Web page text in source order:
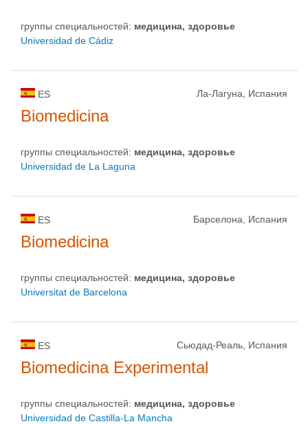
группы специальностей: медицина, здоровье
Universidad de Cádiz
ES Ла-Лагуна, Испания
Biomedicina
группы специальностей: медицина, здоровье
Universidad de La Laguna
ES Барселона, Испания
Biomedicina
группы специальностей: медицина, здоровье
Universitat de Barcelona
ES Сьюдад-Реаль, Испания
Biomedicina Experimental
группы специальностей: медицина, здоровье
Universidad de Castilla-La Mancha